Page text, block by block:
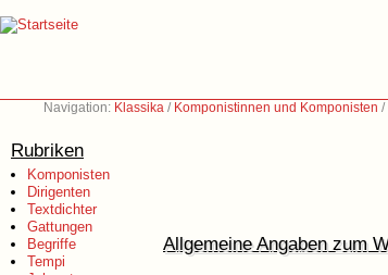
Navigation: Klassika / Komponistinnen und Komponisten /
Rubriken
Komponisten
Dirigenten
Textdichter
Gattungen
Begriffe
Tempi
Allgemeine Angaben zum